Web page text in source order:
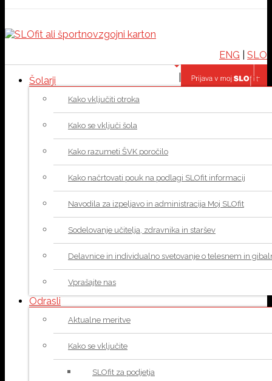
ENG
SLO
Šolarji
Kako vključiti otroka
Kako se vključi šola
Kako razumeti ŠVK poročilo
Kako načrtovati pouk na podlagi SLOfit informacij
Navodila za izpeljavo in administracija Moj SLOfit
Sodelovanje učitelja, zdravnika in staršev
Delavnice in individualno svetovanje o telesnem in
Vprašajte nas
Odrasli
Aktualne meritve
Kako se vključite
SLOfit za podjetja